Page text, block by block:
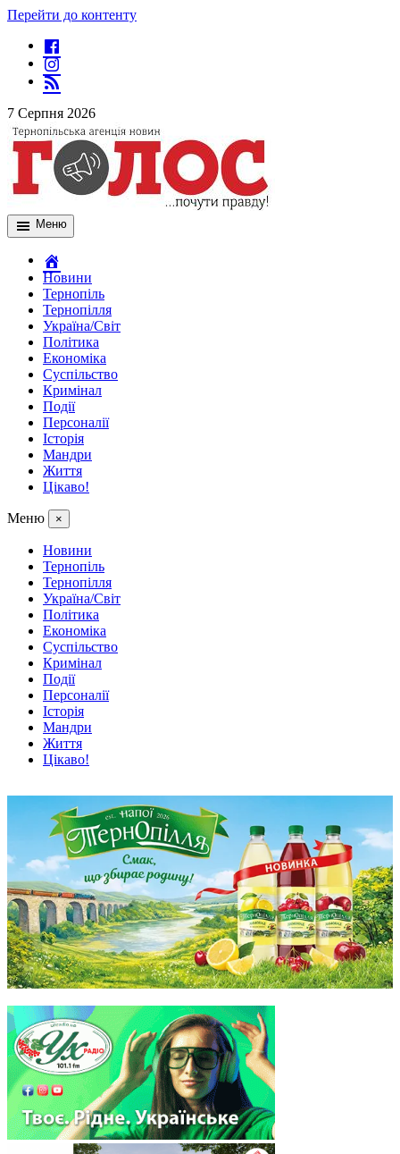
Перейти до контенту
7 Серпня 2026
Меню
Новини
Тернопіль
Тернопілля
Україна/Світ
Політика
Економіка
Суспільство
Кримінал
Події
Персоналії
Історія
Мандри
Життя
Цікаво!
Меню ×
Новини
Тернопіль
Тернопілля
Україна/Світ
Політика
Економіка
Суспільство
Кримінал
Події
Персоналії
Історія
Мандри
Життя
Цікаво!